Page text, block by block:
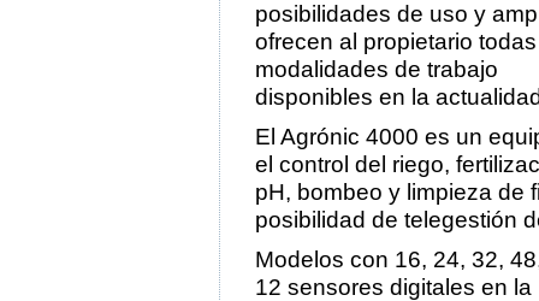
posibilidades de uso y
ofrecen al propietario
modalidades de trabajo
disponibles en la
El Agrónic 4000 es un
el control del riego,
pH, bombeo y limpieza de
posibilidad de telegestión
Modelos con 16, 24, 32,
12 sensores digitales en